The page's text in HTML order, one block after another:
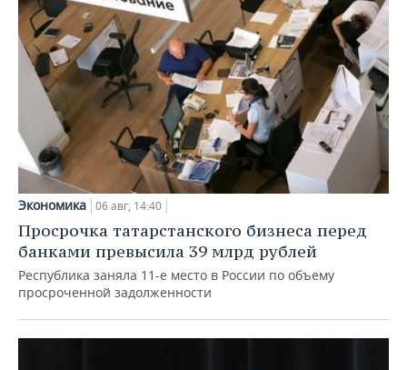
Экономика 06 авг, 14:40
Просрочка татарстанского бизнеса перед
банками превысила 39 млрд рублей
Республика заняла 11-е место в России по объему
просроченной задолженности